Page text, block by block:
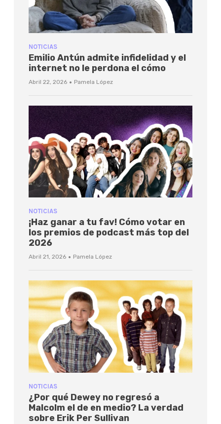
NOTICIAS
Emilio Antún admite infidelidad y el
internet no le perdona el cómo
Abril 22, 2026 · Pamela López
NOTICIAS
¡Haz ganar a tu fav! Cómo votar en
los premios de podcast más top del
2026
Abril 21, 2026 · Pamela López
NOTICIAS
¿Por qué Dewey no regresó a
Malcolm el de en medio? La verdad
sobre Erik Per Sullivan